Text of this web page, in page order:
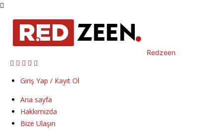
Redzeen
Giriş Yap / Kayıt Ol
Ana sayfa
Hakkımızda
Bize Ulaşın